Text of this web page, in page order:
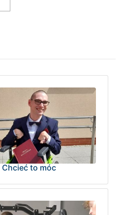
Chcieć to móc